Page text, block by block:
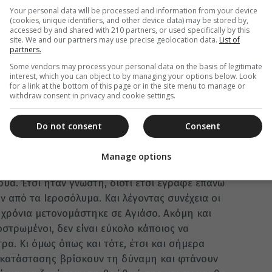
Ζ΄Οικουμενική Σύνοδο χιλιάδες πιστοί από
παράλια έφταναν καθημερινά στο
της Παναγίας. Το ενδιαφέρον των πιστών
να χτίσουν ένα μεγάλο ναό, ώστε να
με πεζοπορία ή με τα ζώα τους.
τον δικό τους σταυρό ανέβαιναν
, να εναποθέσουν σε αυτήν τις ελπίδες
Έτσι ήταν γνωστή, διότι έτσι έγραφε επάνω
τα Ιεροσόλυμα. Και λέγοντας συνέχεια οι
μετονομάστηκε σε Αγιάσο. Ακόμη και
δεν είναι εύκολο κάποιος να
Κι όμως όπως και τότε, έτσι και σήμερα
βρίσκουν τη δύναμη και φτάνουν
Your personal data will be processed and information from your device
(cookies, unique identifiers, and other device data) may be stored by,
accessed by and shared with 210 partners, or used specifically by this
site. We and our partners may use precise geolocation data. List of
partners.
Some vendors may process your personal data on the basis of legitimate
interest, which you can object to by managing your options below. Look
for a link at the bottom of this page or in the site menu to manage or
withdraw consent in privacy and cookie settings.
Consent
Do not consent
Manage options